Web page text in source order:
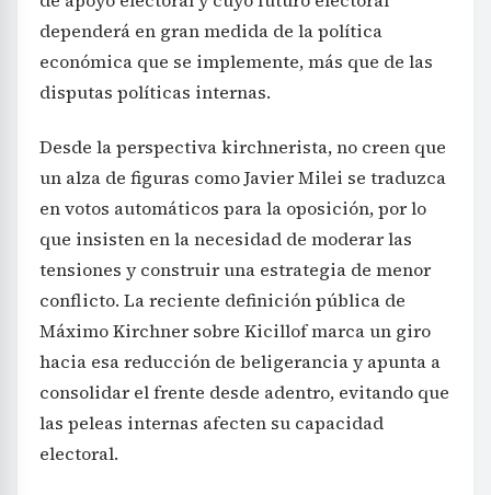
dependerá en gran medida de la política
económica que se implemente, más que de las
disputas políticas internas.
Desde la perspectiva kirchnerista, no creen que
un alza de figuras como Javier Milei se traduzca
en votos automáticos para la oposición, por lo
que insisten en la necesidad de moderar las
tensiones y construir una estrategia de menor
conflicto. La reciente definición pública de
Máximo Kirchner sobre Kicillof marca un giro
hacia esa reducción de beligerancia y apunta a
consolidar el frente desde adentro, evitando que
las peleas internas afecten su capacidad
electoral.